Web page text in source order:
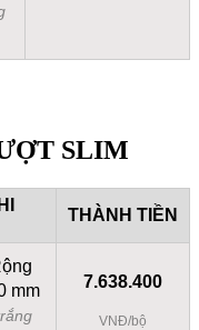
SLIM
THÀNH TIỀN
mm
7.638.400
VNĐ/bộ